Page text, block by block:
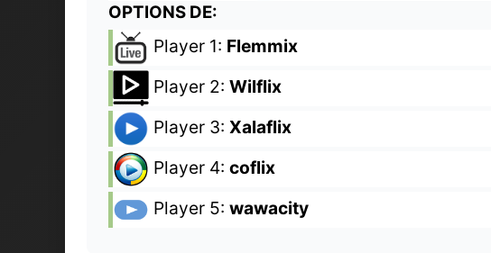
OPTIONS DE:
Player 1: Flemmix
Player 2: Wilflix
Player 3: Xalaflix
Player 4: coflix
Player 5: wawacity